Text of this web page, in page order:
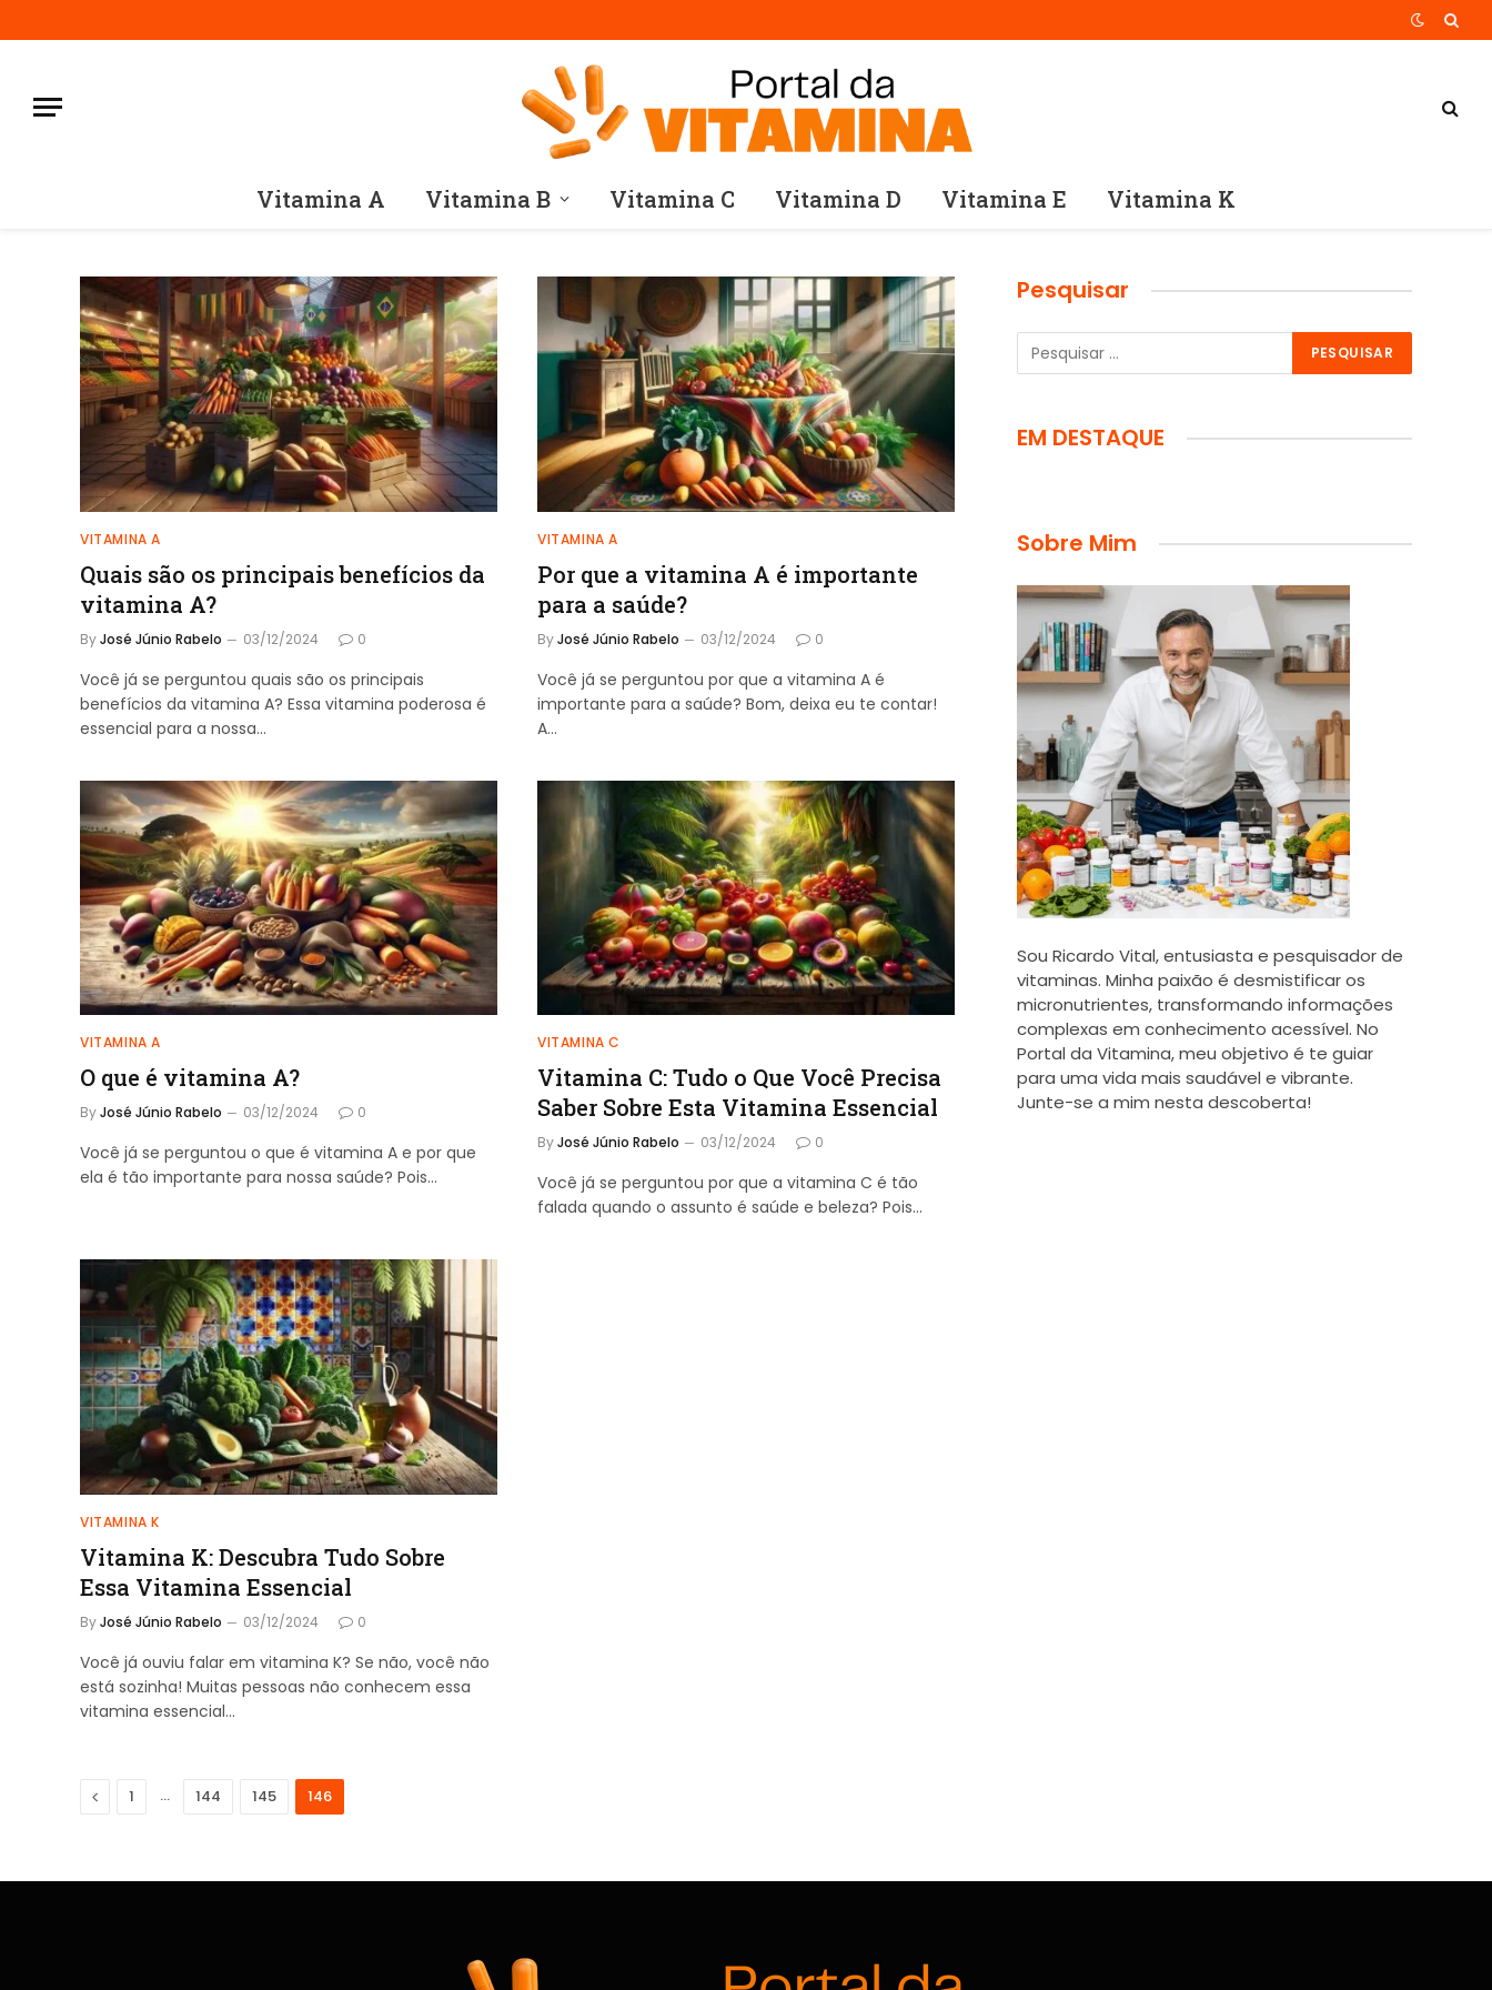
Vitamina A Vitamina B Vitamina C Vitamina D Vitamina E Vitamina K
VITAMINA A
Quais são os principais benefícios da
vitamina A?
ByJosé Júnio Rabelo 03/12/2024 0
Você já se perguntou quais são os principais
benefícios da vitamina A? Essa vitamina poderosa é
essencial para a nossa…
VITAMINA A
Por que a vitamina A é importante
para a saúde?
ByJosé Júnio Rabelo 03/12/2024 0
Você já se perguntou por que a vitamina A é
importante para a saúde? Bom, deixa eu te contar!
A…
VITAMINA A
O que é vitamina A?
ByJosé Júnio Rabelo 03/12/2024 0
Você já se perguntou o que é vitamina A e por que
ela é tão importante para nossa saúde? Pois…
VITAMINA C
Vitamina C: Tudo o Que Você Precisa
Saber Sobre Esta Vitamina Essencial
ByJosé Júnio Rabelo 03/12/2024 0
Você já se perguntou por que a vitamina C é tão
falada quando o assunto é saúde e beleza? Pois…
VITAMINA K
Vitamina K: Descubra Tudo Sobre
Essa Vitamina Essencial
ByJosé Júnio Rabelo 03/12/2024 0
Você já ouviu falar em vitamina K? Se não, você não
está sozinha! Muitas pessoas não conhecem essa
vitamina essencial…
Previous
1 … 144 145 146
Pesquisar
EM DESTAQUE
Sobre Mim
Sou Ricardo Vital, entusiasta e pesquisador de
vitaminas. Minha paixão é desmistificar os
micronutrientes, transformando informações
complexas em conhecimento acessível. No
Portal da Vitamina, meu objetivo é te guiar
para uma vida mais saudável e vibrante.
Junte-se a mim nesta descoberta!